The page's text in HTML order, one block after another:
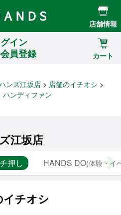
Hands ハンズ
店舗情報
イン
員登録
カート
ンズ江坂店
店舗のイチオシ
ハンディファン
江坂店
押し HANDS DO(体験・イ
イチオシ